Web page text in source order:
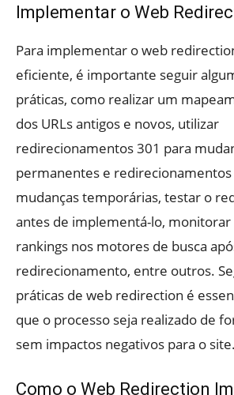
Implementar o Web
Para implementar o web
eficiente, é importante seguir
práticas, como realizar um
dos URLs antigos e novos, utilizar
redirecionamentos 301 para
permanentes e redirecionamentos
mudanças temporárias, testar o
antes de implementá-lo, monitorar
rankings nos motores de busca
redirecionamento, entre outros.
práticas de web redirection é
que o processo seja realizado de
sem impactos negativos para o site.
Como o Web Redirection